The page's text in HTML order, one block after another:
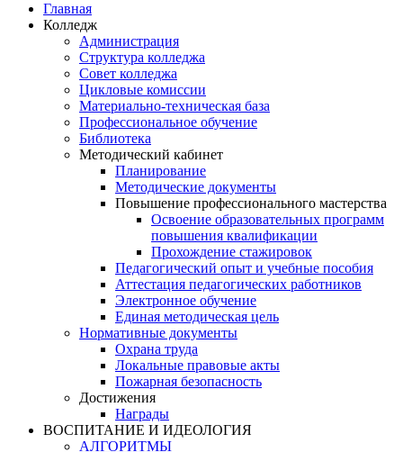
Главная
Колледж
Администрация
Структура колледжа
Совет колледжа
Цикловые комиссии
Материально-техническая база
Профессиональное обучение
Библиотека
Методический кабинет
Планирование
Методические документы
Повышение профессионального мастерства
Освоение образовательных программ
повышения квалификации
Прохождение стажировок
Педагогический опыт и учебные пособия
Аттестация педагогических работников
Электронное обучение
Единая методическая цель
Нормативные документы
Охрана труда
Локальные правовые акты
Пожарная безопасность
Достижения
Награды
ВОСПИТАНИЕ И ИДЕОЛОГИЯ
АЛГОРИТМЫ